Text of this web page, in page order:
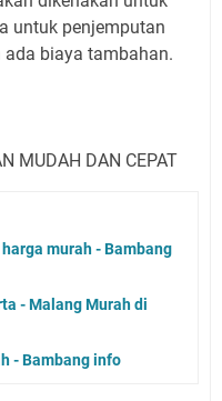
untuk penjemputan
biaya tambahan.
MUDAH DAN CEPAT
murah - Bambang
- Malang Murah di
- Bambang info